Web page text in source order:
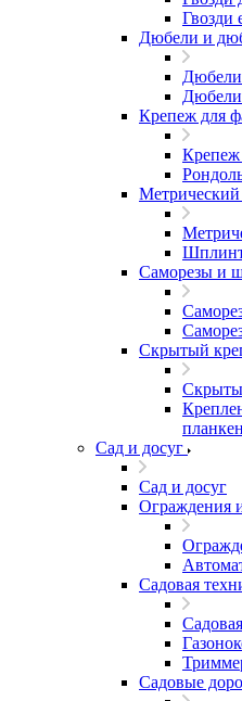
Гвозди
Дюбели и
Дюбели
Дюбели
Крепеж для
Крепеж
Саморезы и
Скрытый
Сад и досуг
Сад и досуг
Ограждения
Садовая
Садовые